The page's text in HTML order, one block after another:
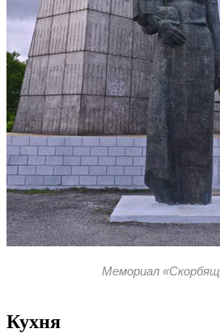
Мемориал
Кухня